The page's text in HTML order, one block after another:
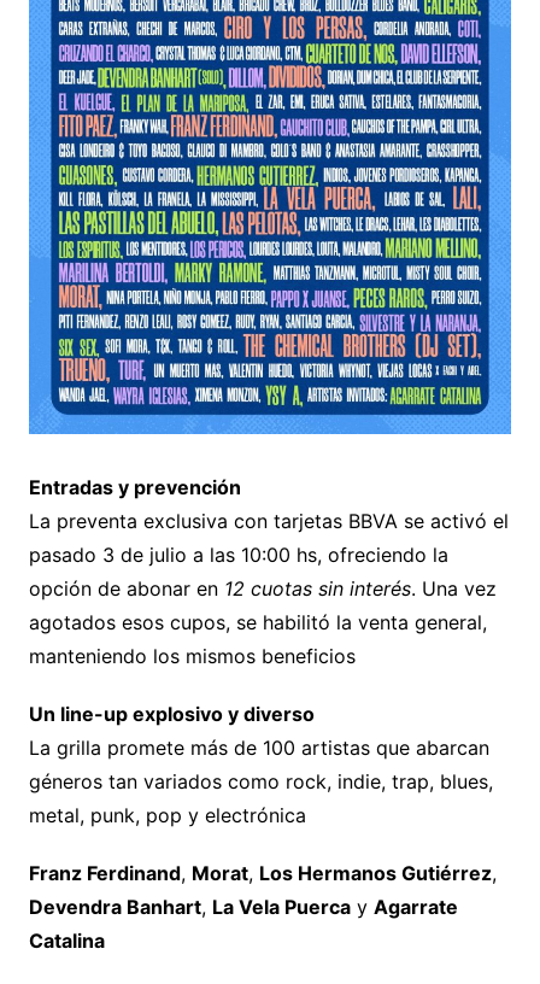
Entradas y prevención
La preventa exclusiva con tarjetas BBVA se activó el
pasado 3 de julio a las 10:00 hs, ofreciendo la
opción de abonar en 12 cuotas sin interés. Una vez
agotados esos cupos, se habilitó la venta general,
manteniendo los mismos beneficios
Un line-up explosivo y diverso
La grilla promete más de 100 artistas que abarcan
géneros tan variados como rock, indie, trap, blues,
metal, punk, pop y electrónica
Franz Ferdinand, Morat, Los Hermanos Gutiérrez,
Devendra Banhart, La Vela Puercay Agarrate
Catalina